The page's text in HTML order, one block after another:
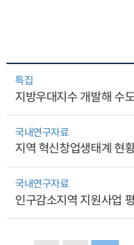
특집
지방우대지수 개발해 수
국내연구자료
지역 혁신창업생태계 현
국내연구자료
인구감소지역 지원사업